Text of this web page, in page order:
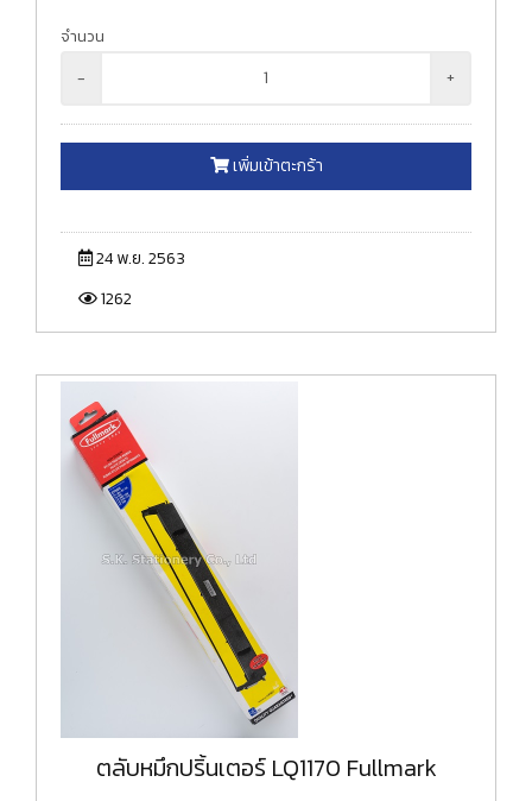
จำนวน
- +
เพิ่มเข้าตะกร้า
24 พ.ย. 2563
1262
ตลับหมึกปริ้นเตอร์ LQ1170 Fullmark